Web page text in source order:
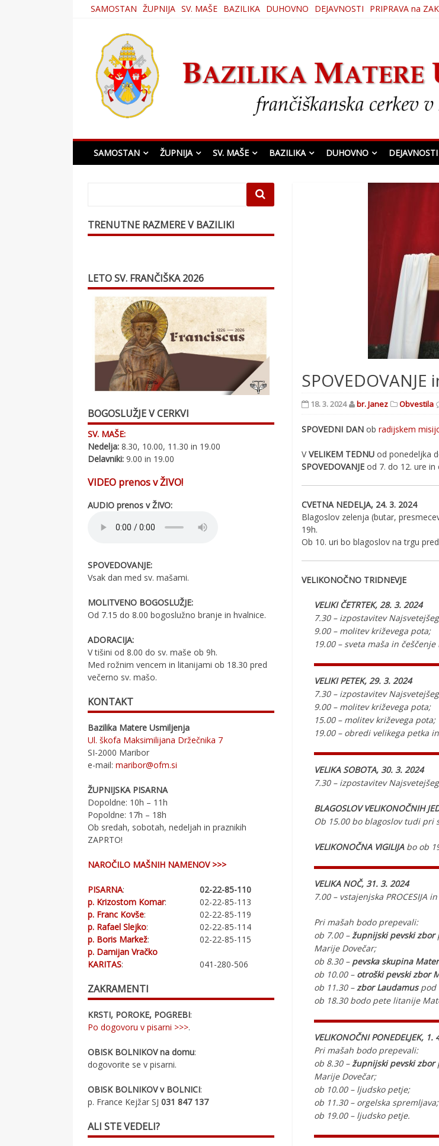
SAMOSTAN ŽUPNIJA SV. MAŠE BAZILIKA DUHOVNO DEJAVNOSTI PRIPRAVA na
Bazilika Matere Usmiljenja
SAMOSTAN ŽUPNIJA SV. MAŠE BAZILIKA DUHOVNO DEJAVNOSTI
SPOVEDOVANJE
18. 3. 2024 br. Janez Obvestila
SPOVEDNI DAN ob radijskem
VVELIKEM TEDNU od ponedeljka
SPOVEDOVANJE od 7. do 12. ure in
CVETNA NEDELJA, 24. 3. 2024
Blagoslov zelenja (butar,
19h.
Ob 10. uri bo blagoslov na trgu
VELIKONOČNO TRIDNEVJE
VELIKI ČETRTEK, 28. 3. 2024
7.30 – izpostavitev
9.00 – molitev križevega pota;
19.00 – sveta maša in češčenje
VELIKI PETEK, 29. 3. 2024
7.30 – izpostavitev
9.00 – molitev križevega pota;
15.00 – molitev križevega pota;
19.00 – obredi velikega petka
VELIKA SOBOTA, 30. 3. 2024
7.30 – izpostavitev
BLAGOSLOV VELIKONOČNIH
Ob 15.00 bo blagoslov tudi pri
VELIKONOČNA VIGILIJAbo ob
VELIKA NOČ, 31. 3. 2024
7.00 – vstajenjska PROCESIJA
Pri mašah bodo prepevali:
ob 7.00 –župnijski pevski zbor
Marije Dovečar;
ob 8.30 – pevska skupina
ob 10.00 – otroški pevski zbor
ob 11.30 –zbor Laudamuspod
ob 18.30 bodo pete litanije
VELIKONOČNI PONEDELJEK, 1.
Pri mašah bodo prepevali:
ob 8.30 –župnijski pevski zbor
Marije Dovečar;
ob 10.00 – ljudsko petje;
ob 11.30 – orgelska spremljava;
ob 19.00 – ljudsko petje.
TRENUTNE RAZMERE V BAZILIKI
LETO SV. FRANČIŠKA 2026
BOGOSLUŽJE V CERKVI
SV. MAŠE:
Nedelja: 8.30, 10.00, 11.30 in 19.00
Delavniki: 9.00 in 19.00
VIDEO prenos v ŽIVO!
AUDIO prenos v ŽIVO:
SPOVEDOVANJE:
Vsak dan med sv. mašami.
MOLITVENO BOGOSLUŽJE:
Od 7.15 do 8.00 bogoslužno branje in hvalnice.
ADORACIJA:
V tišini od 8.00 do sv. maše ob 9h.
Med rožnim vencem in litanijami ob 18.30 pred
večerno sv. mašo.
KONTAKT
Bazilika Matere Usmiljenja
Ul. škofa Maksimilijana Držečnika 7
SI-2000 Maribor
e-mail:maribor@ofm.si
ŽUPNIJSKA PISARNA
Dopoldne: 10h – 11h
Popoldne: 17h – 18h
Ob sredah, sobotah, nedeljah in praznikih
ZAPRTO!
NAROČILO MAŠNIH NAMENOV >>>
PISARNA:
02-22-85-110
p. Krizostom Komar:
02-22-85-113
p. Franc Kovše:
02-22-85-119
p. Rafael Slejko:
02-22-85-114
p. Boris Markež:
02-22-85-115
p. Damijan Vračko
KARITAS: 041-280-506
ZAKRAMENTI
KRSTI, POROKE, POGREBI:
Po dogovoru v pisarni >>>.
OBISK BOLNIKOV na domu:
dogovorite se v pisarni.
OBISK BOLNIKOV v BOLNICI:
p. France Kejžar SJ031 847 137
ALI STE VEDELI?